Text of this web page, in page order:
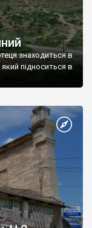
знаходиться в
підноситься в